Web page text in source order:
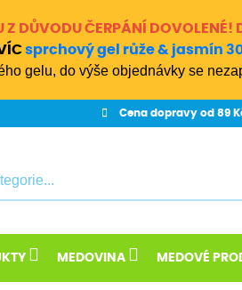
Z DŮVODU ČERPÁNÍ
sprchový gel růže & jasmín
gelu, do výše objednávky se
Cena dopravy od 89
MEDOVINA MEDOVÉ